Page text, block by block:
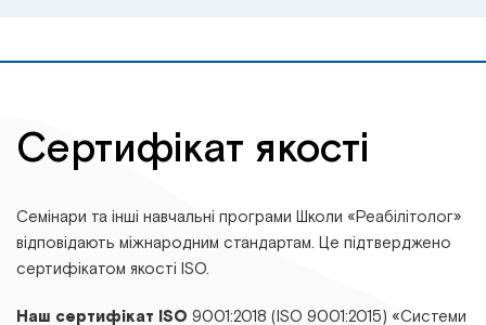
Сертифікат якості
Семінари та інші навчальні програми Школи «Реабілітолог»
відповідають міжнародним стандартам. Це підтверджено
сертифікатом якості ISO.
Наш сертифікат ISO 9001:2018 (ISO 9001:2015) «Системи